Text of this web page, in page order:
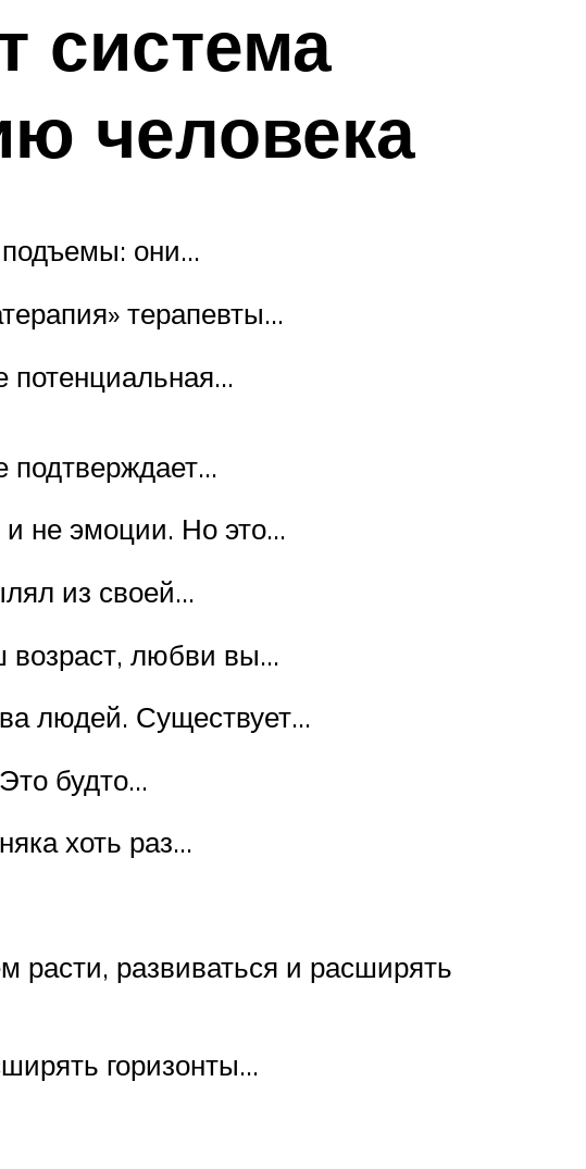
система
человека
они…
терапевты…
потенциальная…
подтверждает…
не эмоции. Но это…
из своей…
любви вы…
людей. Существует…
будто…
хоть раз…
развиваться и расширять
горизонты…